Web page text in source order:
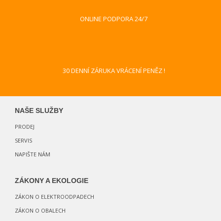
ONLINE PODPORA 24/7
30 DENNÍ ZÁRUKA VRÁCENÍ PENĚZ !
NAŠE SLUŽBY
PRODEJ
SERVIS
NAPIŠTE NÁM
ZÁKONY A EKOLOGIE
ZÁKON O ELEKTROODPADECH
ZÁKON O OBALECH